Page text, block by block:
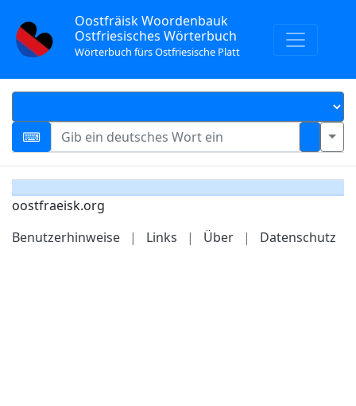
Oostfräisk Woordenbauk
Ostfriesisches Wörterbuch
Wörterbuch fürs Ostfriesische Platt
oostfraeisk.org
Benutzerhinweise
| Links | Über | Datenschutz